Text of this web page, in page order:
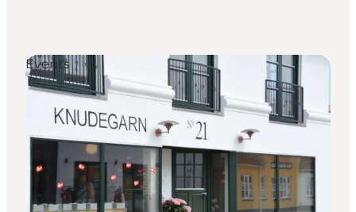
Hébergements
Planifiez votre voyage
Events